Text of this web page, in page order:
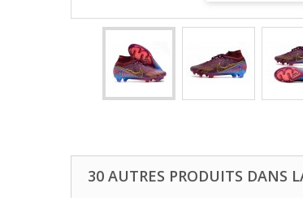
30 AUTRES PRODUITS DANS